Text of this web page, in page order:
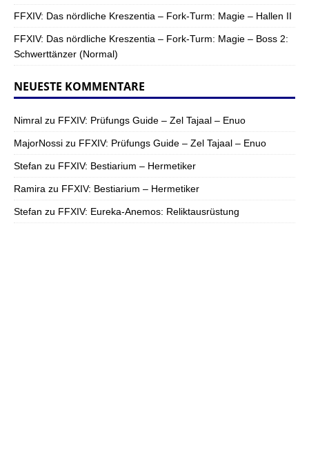
FFXIV: Das nördliche Kreszentia – Fork-Turm: Magie – Hallen II
FFXIV: Das nördliche Kreszentia – Fork-Turm: Magie – Boss 2:
Schwerttänzer (Normal)
NEUESTE KOMMENTARE
Nimral zu FFXIV: Prüfungs Guide – Zel Tajaal – Enuo
MajorNossi zu FFXIV: Prüfungs Guide – Zel Tajaal – Enuo
Stefan zu FFXIV: Bestiarium – Hermetiker
Ramira zu FFXIV: Bestiarium – Hermetiker
Stefan zu FFXIV: Eureka-Anemos: Reliktausrüstung